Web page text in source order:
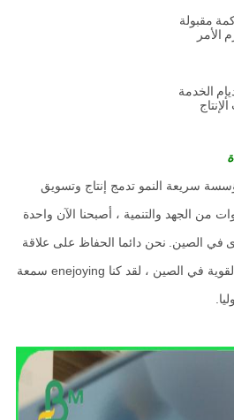
2005 ، هي مؤسسة سريعة النمو تدمج إنتاج وتسويق
من الجهد والتنمية ، أصبحنا الآن واحدة
في الصين. نحن دائما الحفاظ على علاقة
مع العديد من معاهد البحوث القوية في الصين ، لقد كنا enejoying سمعة